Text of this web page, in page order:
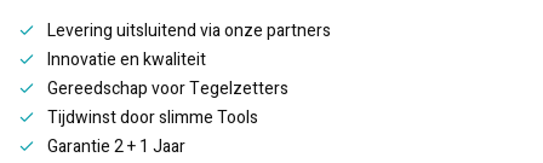
Levering uitsluitend via onze partners
Innovatie en kwaliteit
Gereedschap voor Tegelzetters
Tijdwinst door slimme Tools
Garantie 2 + 1 Jaar